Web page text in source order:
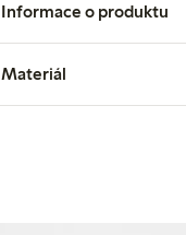
Informace o produktu
Materiál